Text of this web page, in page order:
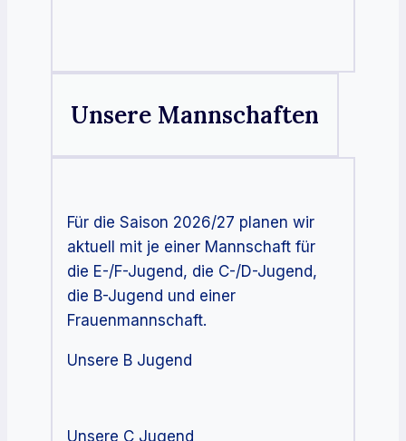
Unsere Mannschaften
Für die Saison 2026/27 planen wir
aktuell mit je einer Mannschaft für
die E-/F-Jugend, die C-/D-Jugend,
die B-Jugend und einer
Frauenmannschaft.
Unsere B Jugend
Unsere C Jugend